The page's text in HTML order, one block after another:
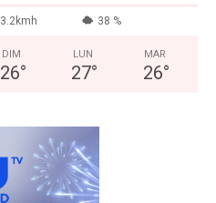
3.2kmh 38 %
DIM
26°
LUN
27°
MAR
26°